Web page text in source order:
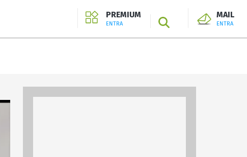
PREMIUM
ENTRA SEARCH
MAIL
ENTRA